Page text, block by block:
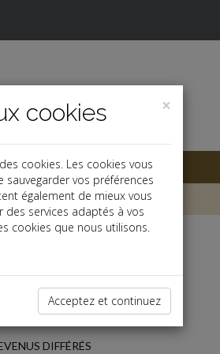
DIFFÉRÉS
×
cookies
cookies. Les cookies vous
vos préférences
également de mieux vous
services adaptés à vos
cookies que nous utilisons.
Acceptez et continuez